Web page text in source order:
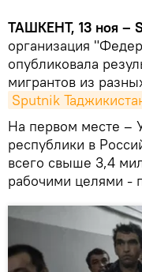
ТАШКЕНТ, 13 ноя –
организация
опубликовала
мигрантов из
Sputnik
На первом месте –
республики в
всего свыше 3,4
рабочими целями -